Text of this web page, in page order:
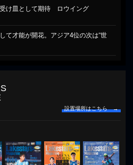
け皿として期待 ロウイング
て才能が開花。アジア4位の次は“世
設置場所はこちら →